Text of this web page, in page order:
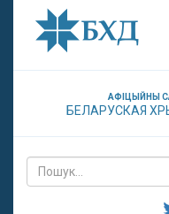
АФІЦЫЙНЫ
БЕЛАРУСКАЯ